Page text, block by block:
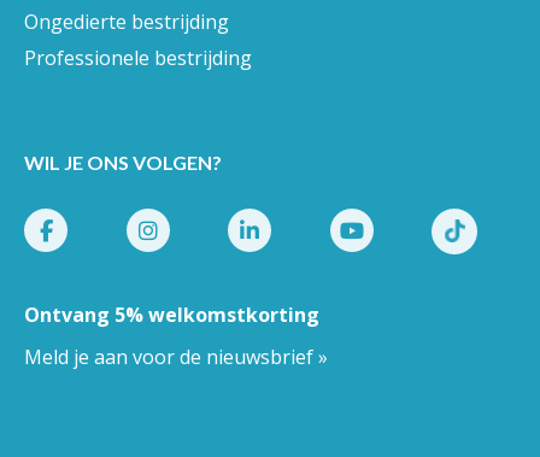
Ongedierte bestrijding
Professionele bestrijding
WIL JE ONS VOLGEN?
Ontvang 5% welkomstkorting
Meld je aan voor de nieuwsbrief »